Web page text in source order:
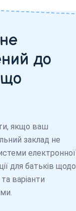
до
якщо ваш
заклад не
електронної
для батьків щодо
варіанти